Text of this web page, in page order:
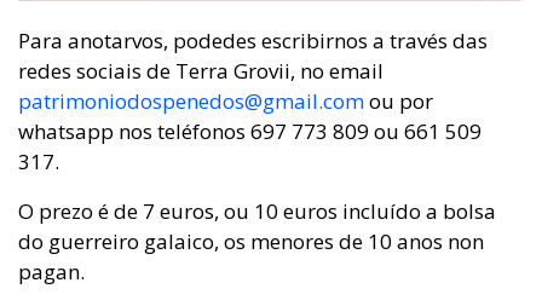
Para anotarvos, podedes escribirnos a través das
redes sociais de Terra Grovii, no email
patrimoniodospenedos@gmail.comou por
whatsapp nos teléfonos 697 773 809 ou 661 509
317.
O prezo é de 7 euros, ou 10 euros incluído a bolsa
do guerreiro galaico, os menores de 10 anos non
pagan.